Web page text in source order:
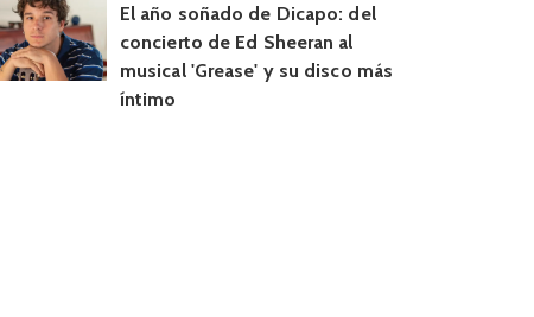
El año soñado de Dicapo: del
concierto de Ed Sheeran al
musical 'Grease' y su disco más
íntimo